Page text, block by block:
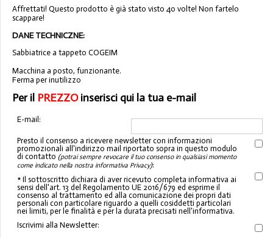
Affrettati! Questo prodotto è già stato visto 40 volte! Non fartelo
scappare!
DANE TECHNICZNE:
Sabbiatrice a tappeto COGEIM
Macchina a posto, funzionante.
Ferma per inutilizzo
Per il PREZZOinserisci qui la tua e-mail
E-mail:
Presto il consenso a ricevere newsletter con informazioni
promozionali all'indirizzo mail riportato sopra in questo modulo
di contatto (potrai sempre revocare il tuo consenso in qualsiasi momento
come indicato nella nostra informativa Privacy):
* Il sottoscritto dichiara di aver ricevuto completa informativa ai
sensi dell'art. 13 del Regolamento UE 2016/679 ed esprime il
consenso al trattamento ed alla comunicazione dei propri dati
personali con particolare riguardo a quelli cosiddetti particolari
nei limiti, per le finalità e per la durata precisati nell'informativa.
Iscrivimi alla Newsletter: